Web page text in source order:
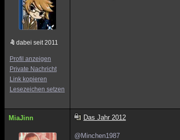
dabei seit 2011
Profil anzeigen
Private Nachricht
Link kopieren
Lesezeichen setzen
MiaJinn Das Jahr 2012
@Minchen1987